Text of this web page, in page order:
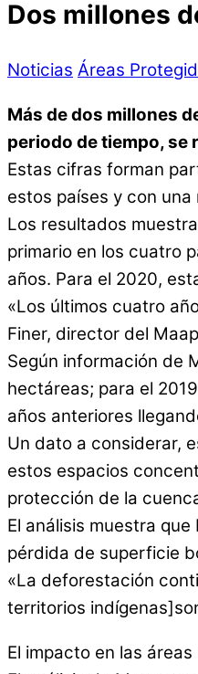
Dos millones
Noticias Áreas
Más de dos millones
periodo de tiempo, se
Estas cifras forman
estos países y con
Los resultados
primario en los cuatro
años. Para el 2020,
«Los últimos cuatro
Finer, director del
Según información de
hectáreas; para el
años anteriores
Un dato a considerar,
estos espacios
protección de la
El análisis muestra
pérdida de superficie
«La deforestación
territorios
El impacto en las